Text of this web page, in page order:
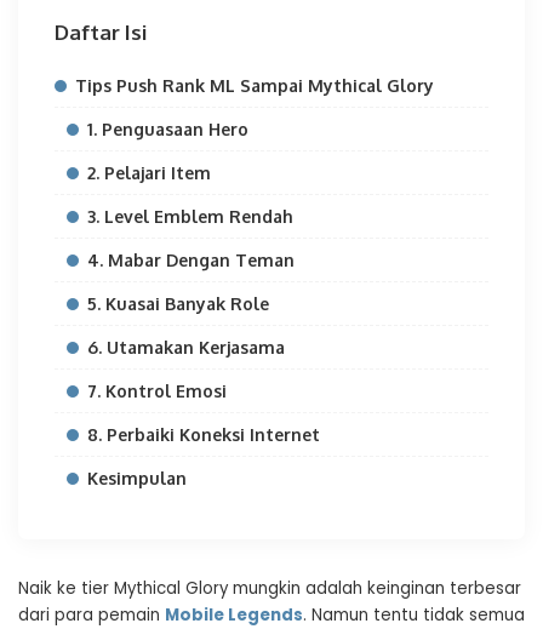
Daftar Isi
Tips Push Rank ML Sampai Mythical Glory
1. Penguasaan Hero
2. Pelajari Item
3. Level Emblem Rendah
4. Mabar Dengan Teman
5. Kuasai Banyak Role
6. Utamakan Kerjasama
7. Kontrol Emosi
8. Perbaiki Koneksi Internet
Kesimpulan
Naik ke tier Mythical Glory mungkin adalah keinginan terbesar
dari para pemain Mobile Legends. Namun tentu tidak semua